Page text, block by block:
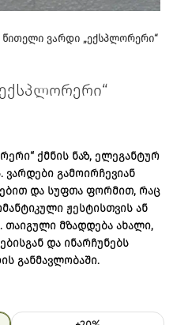
წითელი ვარდი „ექსპლორერი“
ქმნის ნაზ, ელეგანტურ
გამოირჩევიან
და სუფთა ფორმით, რაც
ჟესტისთვის ან
თაიგული მზადდება ახალი,
და ინარჩუნებს
განმავლობაში.